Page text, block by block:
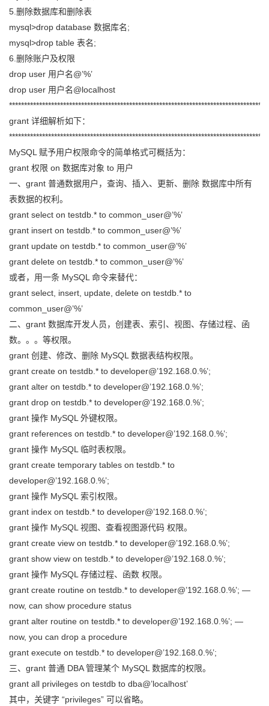
学
堂
我
的
课
我
的
证
我
实
验
的
收
藏
持
我
的
技
持
我
的
建
议
5.删除数据库和删除表
mysql>drop database 数据库名;
mysql>drop table 表名;
6.删除账户及权限
drop user 用户名@’%’
drop user 用户名@localhost
**************************************************************************************
grant 详细解析如下：
**************************************************************************************
MySQL 赋予用户权限命令的简单格式可概括为：
grant 权限 on 数据库对象 to 用户
一、grant 普通数据用户，查询、插入、更新、删除 数据库中所有
表数据的权利。
grant select on testdb.* to common_user@’%’
grant insert on testdb.* to common_user@’%’
grant update on testdb.* to common_user@’%’
grant delete on testdb.* to common_user@’%’
或者，用一条 MySQL 命令来替代：
grant select, insert, update, delete on testdb.* to
common_user@’%’
二、grant 数据库开发人员，创建表、索引、视图、存储过程、函
数。。。等权限。
grant 创建、修改、删除 MySQL 数据表结构权限。
grant create on testdb.* to developer@’192.168.0.%’;
grant alter on testdb.* to developer@’192.168.0.%’;
grant drop on testdb.* to developer@’192.168.0.%’;
grant 操作 MySQL 外键权限。
grant references on testdb.* to developer@’192.168.0.%’;
grant 操作 MySQL 临时表权限。
grant create temporary tables on testdb.* to
developer@’192.168.0.%’;
grant 操作 MySQL 索引权限。
grant index on testdb.* to developer@’192.168.0.%’;
grant 操作 MySQL 视图、查看视图源代码 权限。
grant create view on testdb.* to developer@’192.168.0.%’;
grant show view on testdb.* to developer@’192.168.0.%’;
grant 操作 MySQL 存储过程、函数 权限。
grant create routine on testdb.* to developer@’192.168.0.%’; —
now, can show procedure status
grant alter routine on testdb.* to developer@’192.168.0.%’; —
now, you can drop a procedure
grant execute on testdb.* to developer@’192.168.0.%’;
三、grant 普通 DBA 管理某个 MySQL 数据库的权限。
grant all privileges on testdb to dba@’localhost’
其中，关键字 “privileges” 可以省略。